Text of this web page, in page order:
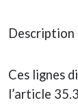
Description
Ces lignes
l’article